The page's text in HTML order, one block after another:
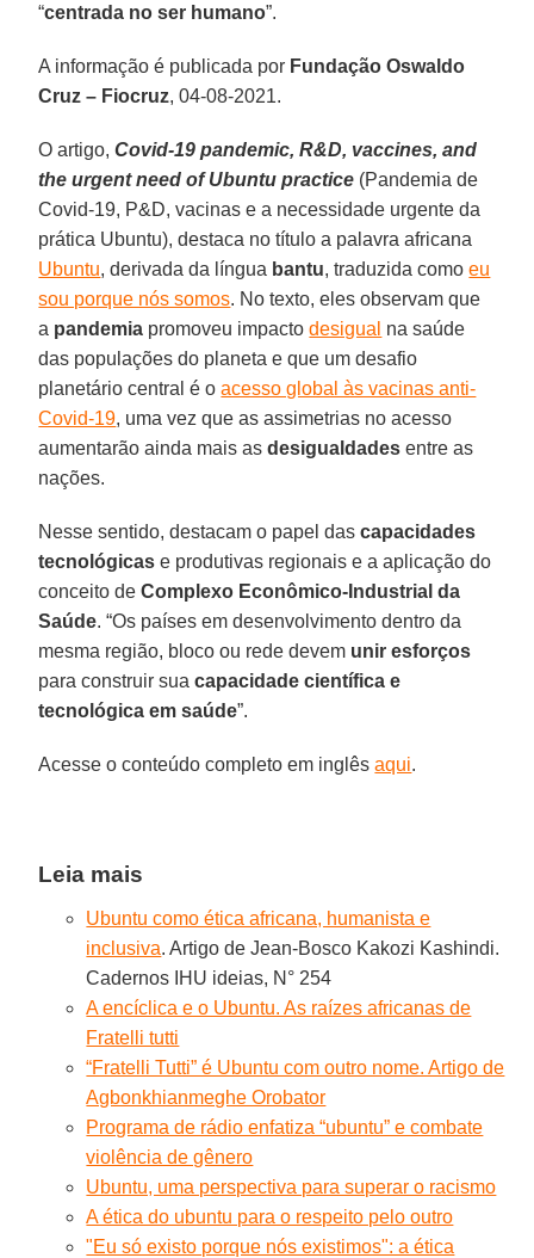
“centrada no ser humano”.
A informação é publicada por Fundação Oswaldo
Cruz – Fiocruz, 04-08-2021.
O artigo,Covid-19 pandemic, R&D, vaccines, and
the urgent need of Ubuntu practice (Pandemia de
Covid-19, P&D, vacinas e a necessidade urgente da
prática Ubuntu), destaca no título a palavra africana
Ubuntu, derivada da língua bantu, traduzida comoeu
sou porque nós somos. No texto, eles observam que
a pandemia promoveu impactodesigual na saúde
das populações do planeta e que um desafio
planetário central é oacesso global às vacinas anti-
Covid-19, uma vez que as assimetrias no acesso
aumentarão ainda mais asdesigualdades entre as
nações.
Nesse sentido, destacam o papel dascapacidades
tecnológicas e produtivas regionais e a aplicação do
conceito deComplexo Econômico-Industrial da
Saúde. “Os países em desenvolvimento dentro da
mesma região, bloco ou rede devem unir esforços
para construir suacapacidade científica e
tecnológica em saúde”.
Acesse o conteúdo completo em inglêsaqui.
Leia mais
Ubuntu como ética africana, humanista e
inclusiva. Artigo de Jean-Bosco Kakozi Kashindi.
Cadernos IHU ideias, N° 254
A encíclica e o Ubuntu. As raízes africanas de
Fratelli tutti
“Fratelli Tutti” é Ubuntu com outro nome. Artigo de
Agbonkhianmeghe Orobator
Programa de rádio enfatiza “ubuntu” e combate
violência de gênero
Ubuntu, uma perspectiva para superar o racismo
A ética do ubuntu para o respeito pelo outro
"Eu só existo porque nós existimos": a ética